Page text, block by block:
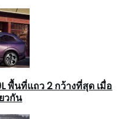
พื้นที่แถว 2 กว้างที่สุด เมื่อ
วกัน